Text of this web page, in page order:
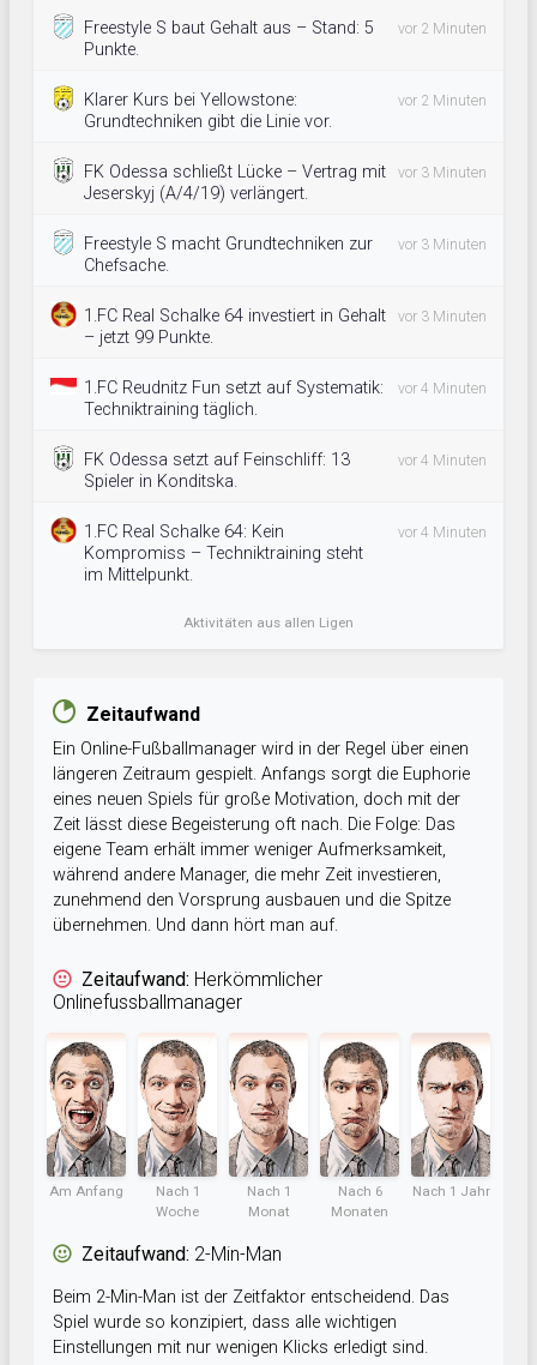
Freestyle S baut Gehalt aus – Stand: 5
Punkte.
vor 2 Minuten
Klarer Kurs bei Yellowstone:
Grundtechniken gibt die Linie vor.
vor 2 Minuten
FK Odessa schließt Lücke – Vertrag mit
Jeserskyj (A/4/19) verlängert.
vor 3 Minuten
Freestyle S macht Grundtechniken zur
Chefsache.
vor 3 Minuten
1.FC Real Schalke 64 investiert in Gehalt
– jetzt 99 Punkte.
vor 3 Minuten
1.FC Reudnitz Fun setzt auf Systematik:
Techniktraining täglich.
vor 4 Minuten
FK Odessa setzt auf Feinschliff: 13
Spieler in Konditska.
vor 4 Minuten
1.FC Real Schalke 64: Kein
Kompromiss – Techniktraining steht
im Mittelpunkt.
vor 4 Minuten
Aktivitäten aus allen Ligen
Zeitaufwand
Ein Online-Fußballmanager wird in der Regel über einen
längeren Zeitraum gespielt. Anfangs sorgt die Euphorie
eines neuen Spiels für große Motivation, doch mit der
Zeit lässt diese Begeisterung oft nach. Die Folge: Das
eigene Team erhält immer weniger Aufmerksamkeit,
während andere Manager, die mehr Zeit investieren,
zunehmend den Vorsprung ausbauen und die Spitze
übernehmen. Und dann hört man auf.
Zeitaufwand: Herkömmlicher
Onlinefussballmanager
Am Anfang
Nach 1
Woche
Nach 1
Monat
Nach 6
Monaten
Nach 1 Jahr
Zeitaufwand: 2-Min-Man
Beim 2-Min-Man ist der Zeitfaktor entscheidend. Das
Spiel wurde so konzipiert, dass alle wichtigen
Einstellungen mit nur wenigen Klicks erledigt sind.